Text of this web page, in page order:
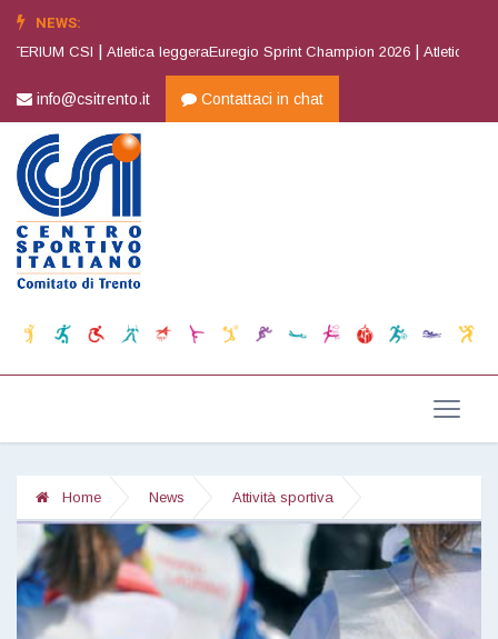
NEWS:
CSI |Atletica leggeraEuregio Sprint Champion 2026 |Atletica
info@csitrento.it Contattaci in chat
Home News Attività sportiva